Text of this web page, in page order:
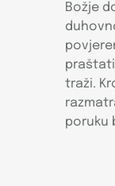
Božje
traži.
poruku